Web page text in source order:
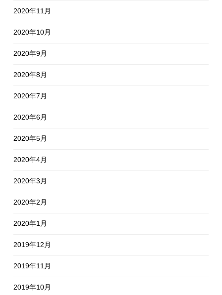
2020年11月
2020年10月
2020年9月
2020年8月
2020年7月
2020年6月
2020年5月
2020年4月
2020年3月
2020年2月
2020年1月
2019年12月
2019年11月
2019年10月